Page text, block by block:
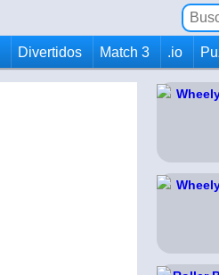
Divertidos Match 3 .io